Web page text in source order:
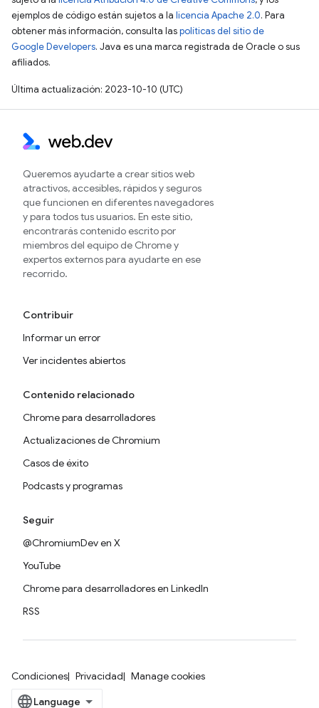
ejemplos de código están sujetos a la licencia Apache 2.0. Para
obtener más información, consulta laspolíticas del sitio de
Google Developers. Java es una marca registrada de Oracle o sus
afiliados.
Última actualización: 2023-10-10 (UTC)
Queremos ayudarte a crear sitios web
atractivos, accesibles, rápidos y seguros
que funcionen en diferentes navegadores
y para todos tus usuarios. En este sitio,
encontrarás contenido escrito por
miembros del equipo de Chrome y
expertos externos para ayudarte en ese
recorrido.
Contribuir
Informar un error
Ver incidentes abiertos
Contenido relacionado
Chrome para desarrolladores
Actualizaciones de Chromium
Casos de éxito
Podcasts y programas
Seguir
@ChromiumDev en X
YouTube
Chrome para desarrolladores en LinkedIn
RSS
Condiciones Privacidad Manage cookies